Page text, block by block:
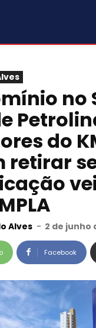
no
do
retirar
Alves - 2 de junho
Facebook